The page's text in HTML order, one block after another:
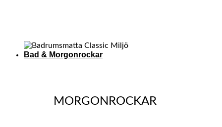
Bad & Morgonrockar
MORGONROCKAR